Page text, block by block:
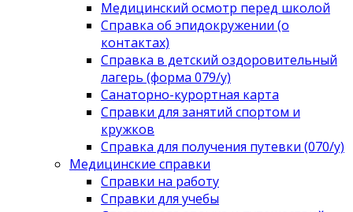
Медицинский осмотр перед школой
Справка об эпидокружении (о
контактах)
Справка в детский оздоровительный
лагерь (форма 079/у)
Санаторно-курортная карта
Справки для занятий спортом и
кружков
Справка для получения путевки (070/у)
Медицинские справки
Справки на работу
Справки для учебы